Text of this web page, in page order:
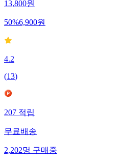
13,800원
50%6,900원
4.2
(13)
207적립
무료배송
2,202명구매중